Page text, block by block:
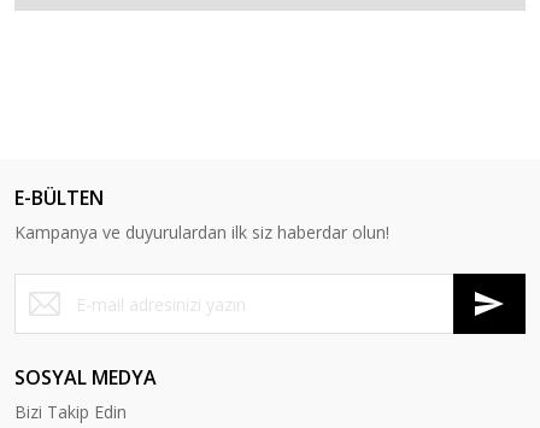
E-BÜLTEN
Kampanya ve duyurulardan ilk siz haberdar olun!
SOSYAL MEDYA
Bizi Takip Edin